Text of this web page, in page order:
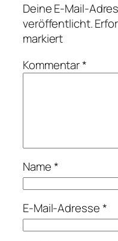
Deine E-Mail-
veröffentlicht.
markiert
Kommentar*
Name*
E-Mail-Adresse*